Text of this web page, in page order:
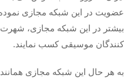
عضویت در این شبکه مجازی نموده
بیشتر در این شبکه مجازی، شهرت
کنندگان موسیقی کسب نمایند.
به هر حال این شبکه مجازی همانند